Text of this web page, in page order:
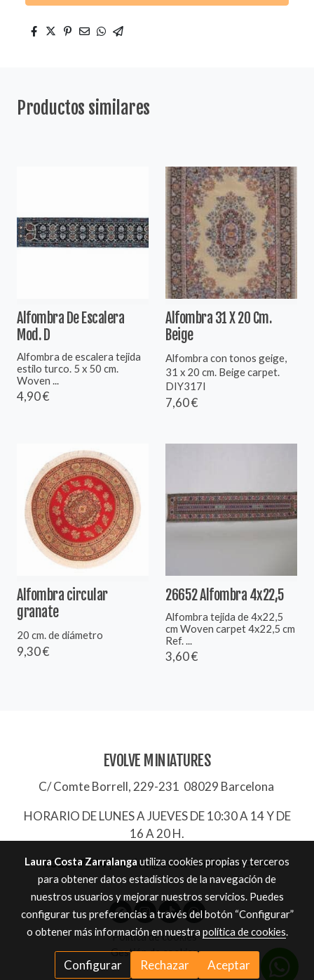
Productos similares
Alfombra De Escalera
Mod. D
Alfombra de escalera tejida
estilo turco. 5 x 50 cm.
Woven ...
4,90 €
Alfombra 31 X 20 Cm.
Beige
Alfombra con tonos geige,
31 x 20 cm. Beige carpet.
DIY317I
7,60 €
Alfombra circular
granate
20 cm. de diámetro
9,30 €
26652 Alfombra 4x22,5
Alfombra tejida de 4x22,5
cm Woven carpet 4x22,5 cm
Ref. ...
3,60 €
EVOLVE MINIATURES
C/ Comte Borrell, 229-231 08029 Barcelona
HORARIO DE LUNES A JUEVES DE 10:30 A 14 Y DE
16 A 20 H.
932657744|evolve@evolve-miniatures.es
Política de cookies
Gestión de cookies
Laura Costa Zarralanga utiliza cookies propias y terceros
para obtener datos estadísticos de la navegación de
nuestros usuarios y mejorar nuestros servicios. Puedes
configurar tus preferencias a través del botón “Configurar”
o obtener más información en nuestra política de cookies.
Configurar Rechazar Aceptar